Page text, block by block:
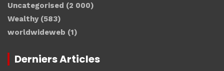
Uncategorised (2 000)
Wealthy(583)
worldwideweb (1)
Derniers Articles